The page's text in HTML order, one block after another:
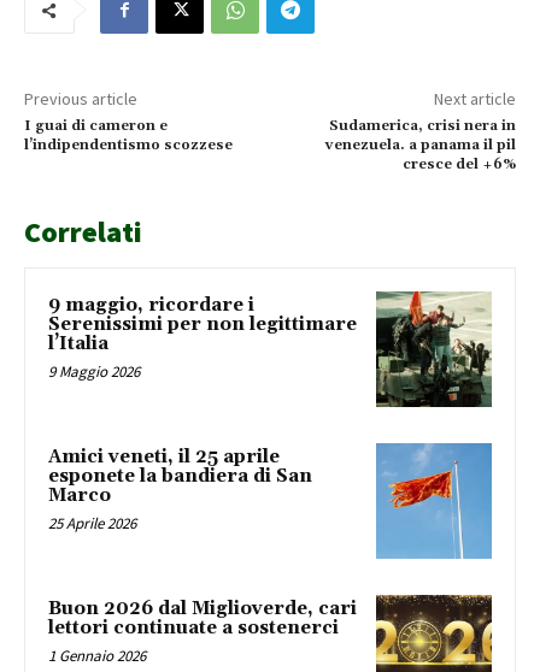
Previous article
I guai di cameron e
l’indipendentismo scozzese
Next article
Sudamerica, crisi nera in
venezuela. a panama il pil
cresce del +6%
Correlati
9 maggio, ricordare i
Serenissimi per non legittimare
l’Italia
9 Maggio 2026
Amici veneti, il 25 aprile
esponete la bandiera di San
Marco
25 Aprile 2026
Buon 2026 dal Miglioverde, cari
lettori continuate a sostenerci
1 Gennaio 2026